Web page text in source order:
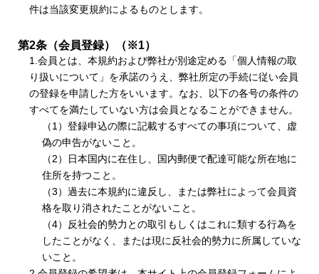
件は当該変更規約によるものとします。
第2条（会員登録）（※1）
1.会員とは、本規約および弊社が別途定める「個人情報の取
り扱いについて」を承諾のうえ、弊社所定の手続に従い会員
の登録を申請した方をいいます。なお、以下の各号の条件の
すべてを満たしていない方は会員となることができません。
（1）登録申込の際に記載するすべての事項について、虚
偽の申告がないこと。
（2）日本国内に在住し、国内郵便で配達可能な所在地に
住所を持つこと。
（3）過去に本規約に違反し、または弊社によって会員資
格を取り消されたことがないこと。
（4）反社会的勢力との取引もしくはこれに類する行為を
したことがなく、または現に反社会的勢力に所属していな
いこと。